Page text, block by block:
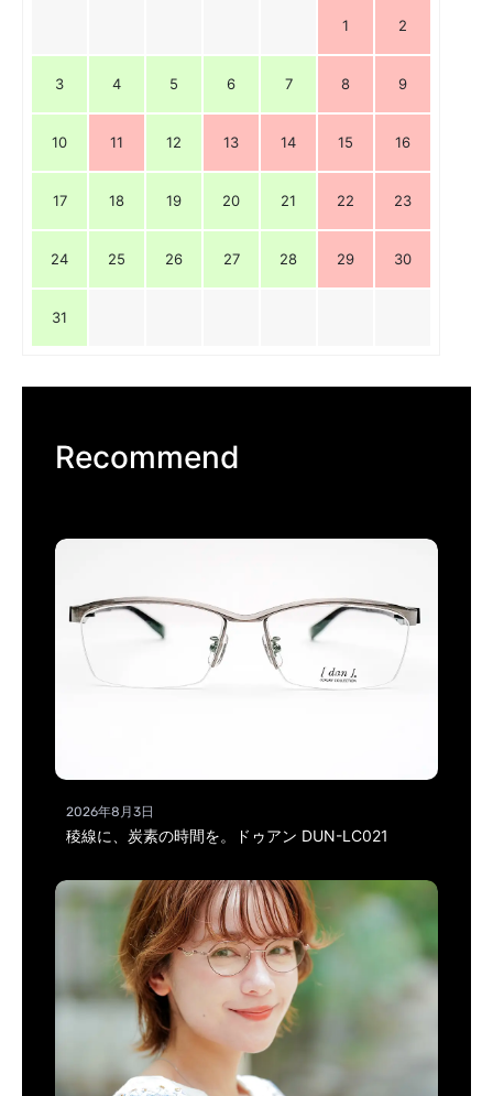
1 2
3 4 5 6 7 8 9
10 11 12 13 14 15 16
17 18 19 20 21 22 23
24 25 26 27 28 29 30
31
Recommend
2026年8月3日
稜線に、炭素の時間を。ドゥアン DUN-LC021